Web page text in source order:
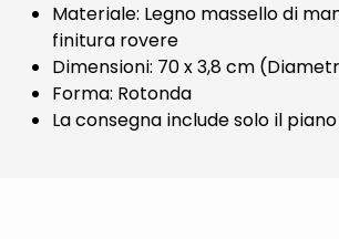
Materiale: Legno massello di
finitura rovere
Dimensioni: 70 x 3,8 cm
Forma: Rotonda
La consegna include solo il